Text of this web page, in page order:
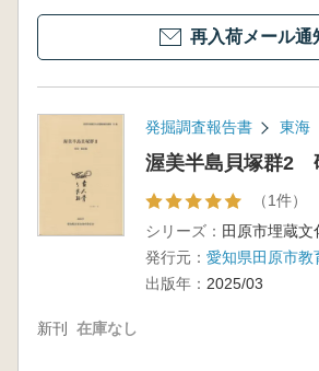
再入荷メール通
発掘調査報告書 東海
渥美半島貝塚群2
（1件）
シリーズ：
発行元： 愛知県田原市教
出版年： 2025/03
新刊 在庫なし